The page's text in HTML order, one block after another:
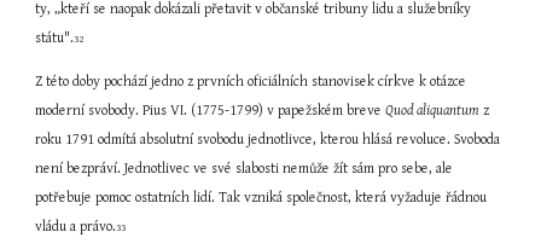
ty, „kteří se naopak dokázali přetavit v občanské tribuny lidu a služebníky
státu".32
Z této doby pochází jedno z prvních oficiálních stanovisek církve k otázce
moderní svobody. Pius VI. (1775-1799) v papežském breve Quod aliquantum z
roku 1791 odmítá absolutní svobodu jednotlivce, kterou hlásá revoluce. Svoboda
není bezpráví. Jednotlivec ve své slabosti nemůže žít sám pro sebe, ale
potřebuje pomoc ostatních lidí. Tak vzniká společnost, která vyžaduje řádnou
vládu a právo.33